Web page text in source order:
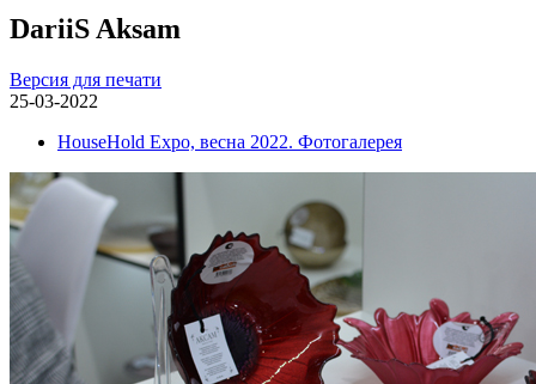
DariiS Aksam
Версия для печати
25-03-2022
HouseHold Expo, весна 2022. Фотогалерея